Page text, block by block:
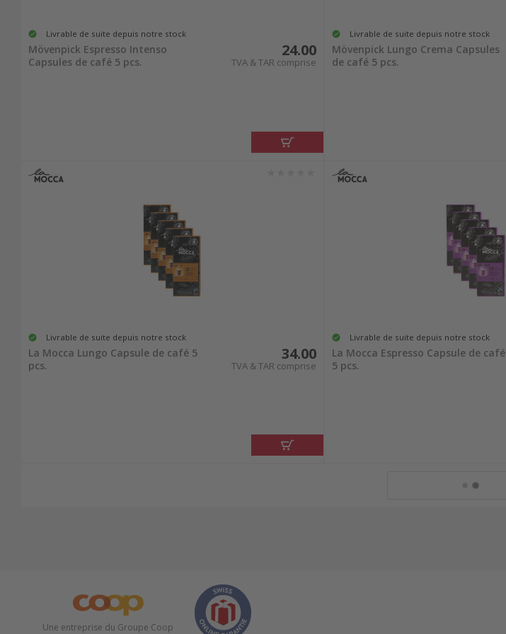
Livrable de suite depuis notre stock
Mövenpick Espresso Intenso
Capsules de café 5 pcs.
24.00
TVA & TAR comprise
Livrable de suite depuis notre stock
Mövenpick Lungo Crema Capsules
de café 5 pcs.
Livrable de suite depuis notre stock
La Mocca Lungo Capsule de café 5
pcs.
34.00
TVA & TAR comprise
Livrable de suite depuis notre stock
La Mocca Espresso Capsule de café
5 pcs.
Une entreprise du Groupe Coop